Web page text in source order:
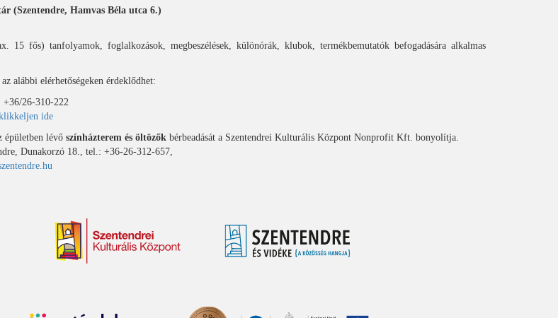
(Szentendre, Hamvas Béla utca 6.)
15 fős) tanfolyamok, foglalkozások, megbeszélések, különórák, klubok, termékbemutatók befogadására alkalmas
alábbi elérhetőségeken érdeklődhet:
+36/26-310-222
ide
lévő színházterem és öltözőkbérbeadását a Szentendrei Kulturális Központ Nonprofit Kft. bonyolítja.
Dunakorzó 18., tel.: +36-26-312-657,